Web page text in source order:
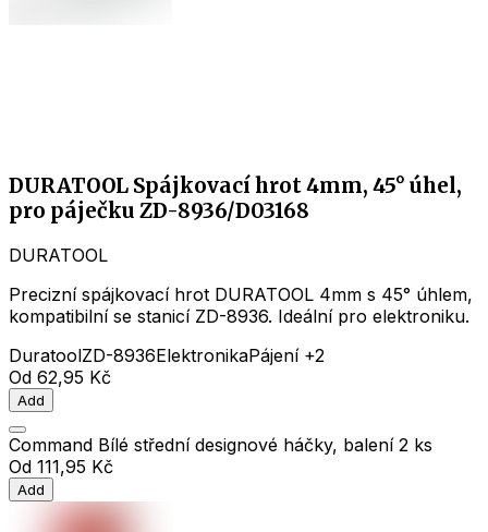
DURATOOL Spájkovací hrot 4mm, 45° úhel,
pro páječku ZD-8936/D03168
DURATOOL
Precizní spájkovací hrot DURATOOL 4mm s 45° úhlem,
kompatibilní se stanicí ZD-8936. Ideální pro elektroniku.
DuratoolZD-8936ElektronikaPájení+2
Od 62,95 Kč
Add
Command Bílé střední designové háčky, balení 2 ks
Od 111,95 Kč
Add